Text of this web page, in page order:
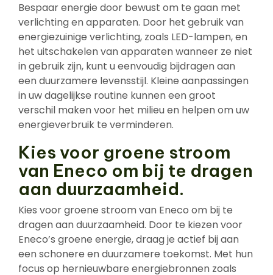
Bespaar energie door bewust om te gaan met
verlichting en apparaten. Door het gebruik van
energiezuinige verlichting, zoals LED-lampen, en
het uitschakelen van apparaten wanneer ze niet
in gebruik zijn, kunt u eenvoudig bijdragen aan
een duurzamere levensstijl. Kleine aanpassingen
in uw dagelijkse routine kunnen een groot
verschil maken voor het milieu en helpen om uw
energieverbruik te verminderen.
Kies voor groene stroom
van Eneco om bij te dragen
aan duurzaamheid.
Kies voor groene stroom van Eneco om bij te
dragen aan duurzaamheid. Door te kiezen voor
Eneco’s groene energie, draag je actief bij aan
een schonere en duurzamere toekomst. Met hun
focus op hernieuwbare energiebronnen zoals